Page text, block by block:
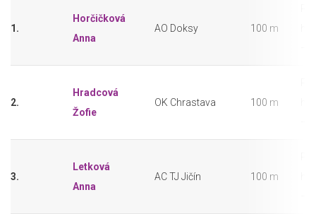
1.
Horčičková
Anna
AO Doksy 100 m
2.
Hradcová
Žofie
OK Chrastava 100 m
3.
Letková
Anna
AC TJ Jičín 100 m